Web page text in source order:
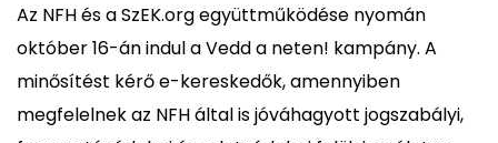
Az NFH és a SzEK.org együttműködése nyomán
október 16-án indul a Vedd a neten! kampány. A
minősítést kérő e-kereskedők, amennyiben
megfelelnek az NFH által is jóváhagyott jogszabályi,